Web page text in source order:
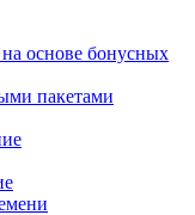
основе бонусных
пакетами